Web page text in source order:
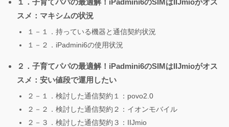
１．子育てパパの最適解！iPadmini6のSIMはIIJmioがオス
スメ：マキシムの状況
１－１．持っている機器と通信契約状況
１－２．iPadmini6の使用状況
２．子育てパパの最適解！iPadmini6のSIMはIIJmioがオス
スメ：安い値段で運用したい
２－１．検討した通信契約１：povo2.0
２－２．検討した通信契約２：イオンモバイル
２－３．検討した通信契約３：IIJmio